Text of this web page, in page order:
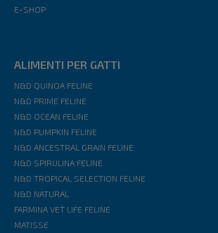
E-SHOP
ALIMENTI PER GATTI
N&D QUINOA FELINE
N&D PRIME FELINE
N&D OCEAN FELINE
N&D PUMPKIN FELINE
N&D ANCESTRAL GRAIN FELINE
N&D SPIRULINA FELINE
N&D TROPICAL SELECTION FELINE
N&D NATURAL
FARMINA VET LIFE FELINE
MATISSE